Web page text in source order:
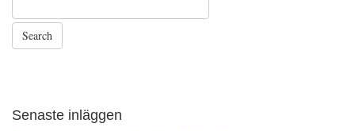
Senaste inläggen